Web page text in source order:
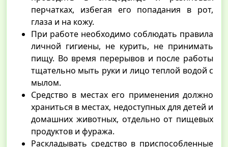
перчатках, избегая его попадания в рот,
глаза и на кожу.
При работе необходимо соблюдать правила
личной гигиены, не курить, не принимать
пищу. Во время перерывов и после работы
тщательно мыть руки и лицо теплой водой с
мылом.
Средство в местах его применения должно
храниться в местах, недоступных для детей и
домашних животных, отдельно от пищевых
продуктов и фуража.
Раскладывать средство в приспособленные